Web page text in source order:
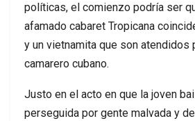
políticas, el comienzo podría ser
afamado cabaret Tropicana
y un vietnamita que son atendidos
camarero cubano.
Justo en el acto en que la joven
perseguida por gente malvada y